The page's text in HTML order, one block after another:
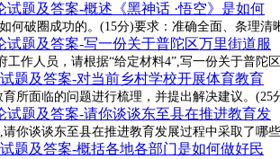
试题及答案-概述《黑神话 ·悟空》是如何
破圈成功的。(15分)要求：准确全面、条理清
试题及答案-写一份关于普陀区万里街道服
作人员，请根据“给定材料4”,写一份关于普陀
题及答案-对当前乡村学校开展体育教育
所面临的问题进行梳理，并提出解决建议。(25
试题及答案-请你谈谈东至县在推进教育发
你谈谈东至县在推进教育发展过程中采取了哪
题及答案-概括各地各部门是如何做好民